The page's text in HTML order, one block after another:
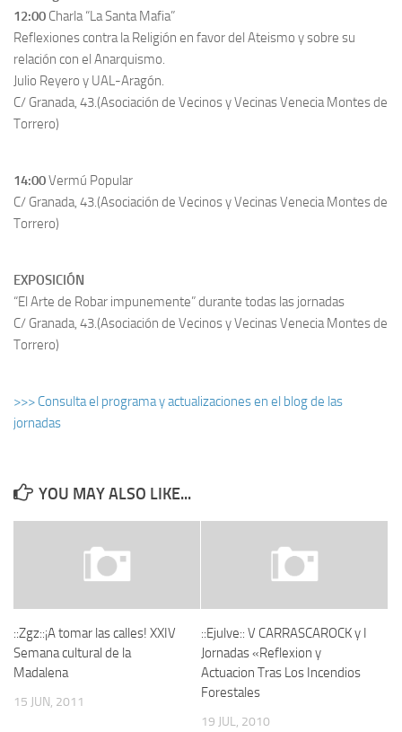
12:00 Charla “La Santa Mafia”
Reflexiones contra la Religión en favor del Ateismo y sobre su
relación con el Anarquismo.
Julio Reyero y UAL-Aragón.
C/ Granada, 43.(Asociación de Vecinos y Vecinas Venecia Montes de
Torrero)
14:00Vermú Popular
C/ Granada, 43.(Asociación de Vecinos y Vecinas Venecia Montes de
Torrero)
EXPOSICIÓN
“El Arte de Robar impunemente” durante todas las jornadas
C/ Granada, 43.(Asociación de Vecinos y Vecinas Venecia Montes de
Torrero)
>>> Consulta el programa y actualizaciones en el blog de las
jornadas
YOU MAY ALSO LIKE...
::Zgz::¡A tomar las calles! XXIV
Semana cultural de la
Madalena
15 JUN, 2011
::Ejulve:: V CARRASCAROCK y I
Jornadas «Reflexion y
Actuacion Tras Los Incendios
Forestales
19 JUL, 2010